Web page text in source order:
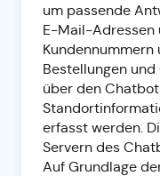
um passende
E-Mail-Adressen
Bestellungen
über den
erfasst werden.
Servern des
Auf Grundlage